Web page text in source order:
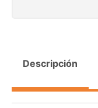
Descripción